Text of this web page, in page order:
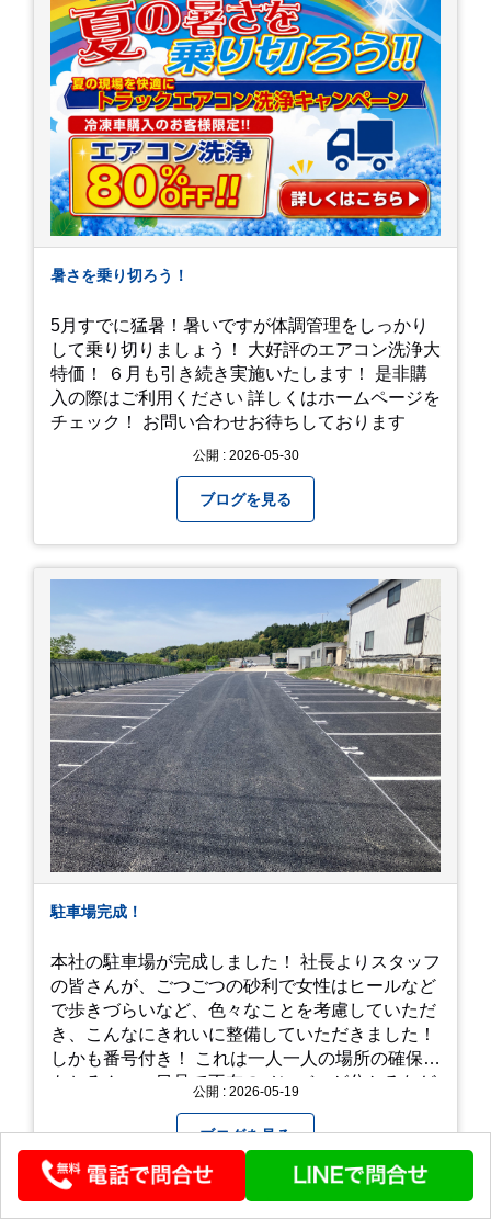
暑さを乗り切ろう！
5月すでに猛暑！暑いですが体調管理をしっかり
して乗り切りましょう！ 大好評のエアコン洗浄大
特価！ ６月も引き続き実施いたします！ 是非購
入の際はご利用ください 詳しくはホームページを
チェック！ お問い合わせお待ちしております
公開 : 2026-05-30
ブログを見る
駐車場完成！
本社の駐車場が完成しました！ 社長よりスタッフ
の皆さんが、ごつごつの砂利で女性はヒールなど
で歩きづらいなど、色々なことを考慮していただ
き、こんなにきれいに整備していただきました！
しかも番号付き！ これは一人一人の場所の確保は
もちろん、一目見て不在のメンバーが分かるなど
は毎月「環境整備点検」を実施し、お客様や共に
働くスタッフの為、会社を皆で良くしていく取り
組みを実施しております！ 心一新！これからも努
力を重ねてまいります！
公開 : 2026-05-19
ブログを見る